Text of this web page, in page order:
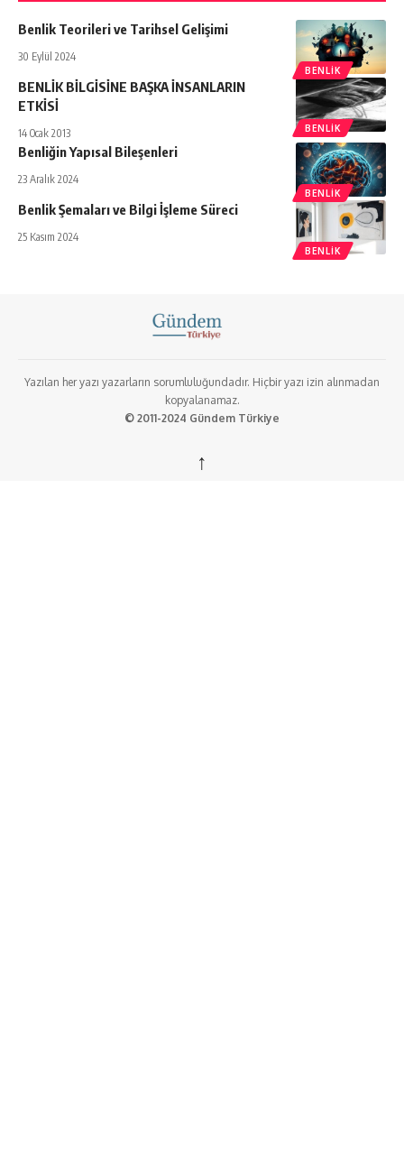
BENLIK
Benlik Teorileri ve Tarihsel Gelişimi
30 Eylül 2024
BENLIK
BENLİK BİLGİSİNE BAŞKA İNSANLARIN
ETKİSİ
14 Ocak 2013
BENLIK
Benliğin Yapısal Bileşenleri
23 Aralık 2024
BENLIK
Benlik Şemaları ve Bilgi İşleme Süreci
25 Kasım 2024
Yazılan her yazı yazarların sorumluluğundadır. Hiçbir yazı izin alınmadan
kopyalanamaz.
© 2011-2024 Gündem Türkiye
↑